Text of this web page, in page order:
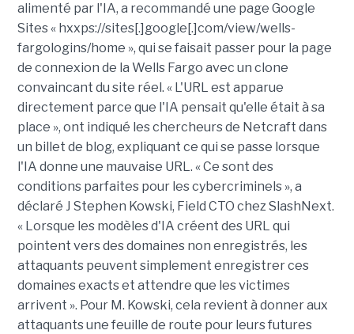
alimenté par l'IA, a recommandé une page Google
Sites « hxxps://sites[.]google[.]com/view/wells-
fargologins/home », qui se faisait passer pour la page
de connexion de la Wells Fargo avec un clone
convaincant du site réel. « L'URL est apparue
directement parce que l'IA pensait qu'elle était à sa
place », ont indiqué les chercheurs de Netcraft dans
un billet de blog, expliquant ce qui se passe lorsque
l'IA donne une mauvaise URL. « Ce sont des
conditions parfaites pour les cybercriminels », a
déclaré J Stephen Kowski, Field CTO chez SlashNext.
« Lorsque les modèles d'IA créent des URL qui
pointent vers des domaines non enregistrés, les
attaquants peuvent simplement enregistrer ces
domaines exacts et attendre que les victimes
arrivent ». Pour M. Kowski, cela revient à donner aux
attaquants une feuille de route pour leurs futures